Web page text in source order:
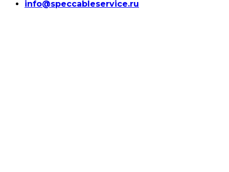
info@speccableservice.ru